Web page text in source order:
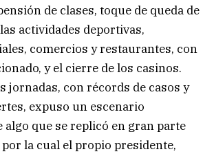
de clases, toque de queda de
actividades deportivas,
comercios y restaurantes, con
y el cierre de los casinos.
jornadas, con récords de casos y
expuso un escenario
algo que se replicó en gran parte
la cual el propio presidente,